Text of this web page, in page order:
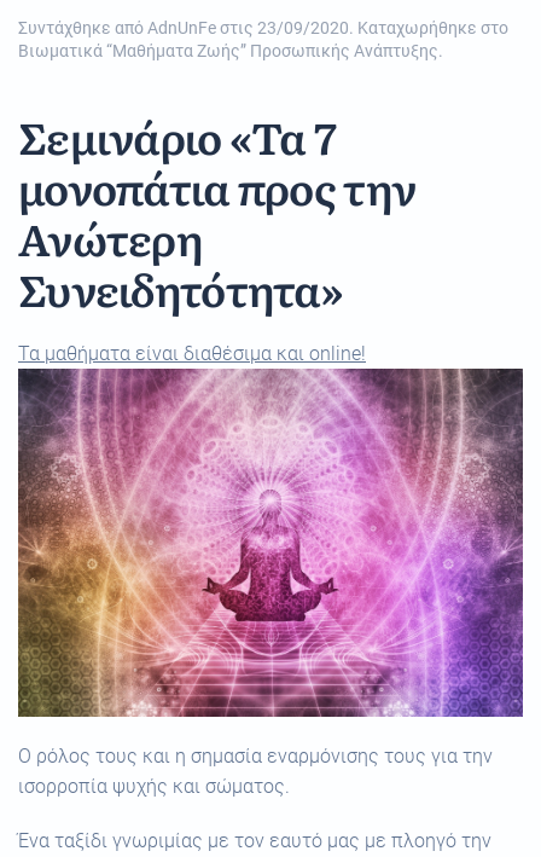
Συντάχθηκε απόAdnUnFeστις 23/09/2020. Καταχωρήθηκε στο
Βιωματικά “Μαθήματα Ζωής” Προσωπικής Ανάπτυξης.
Σεμινάριο «Τα 7
μονοπάτια προς την
Ανώτερη
Συνειδητότητα»
Τα μαθήματα είναι διαθέσιμα και online!
Ο ρόλος τους και η σημασία εναρμόνισης τους για την
ισορροπία ψυχής και σώματος.
Ένα ταξίδι γνωριμίας με τον εαυτό μας με πλοηγό την